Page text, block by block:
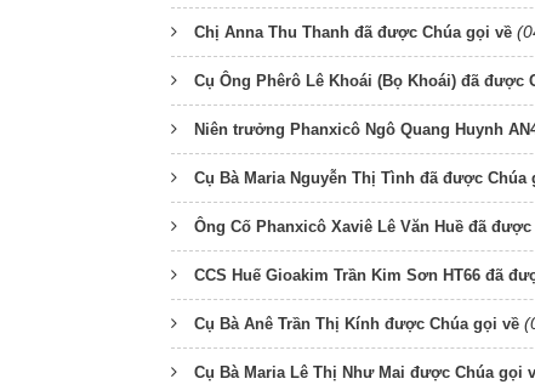
Chị Anna Thu Thanh đã được Chúa gọi về
Cụ Ông Phêrô Lê Khoái (Bọ Khoái) đã được
Niên trưởng Phanxicô Ngô Quang Huynh
Cụ Bà Maria Nguyễn Thị Tình đã được Chúa
Ông Cố Phanxicô Xaviê Lê Văn Huề đã
CCS Huế Gioakim Trần Kim Sơn HT66 đã
Cụ Bà Anê Trần Thị Kính được Chúa gọi về
Cụ Bà Maria Lê Thị Như Mai được Chúa gọi